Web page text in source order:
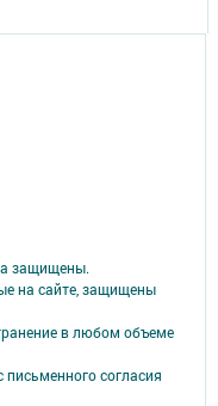
защищены.
на сайте, защищены
в любом объеме
согласия